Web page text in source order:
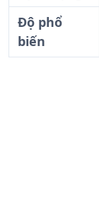
Độ phổ
biến